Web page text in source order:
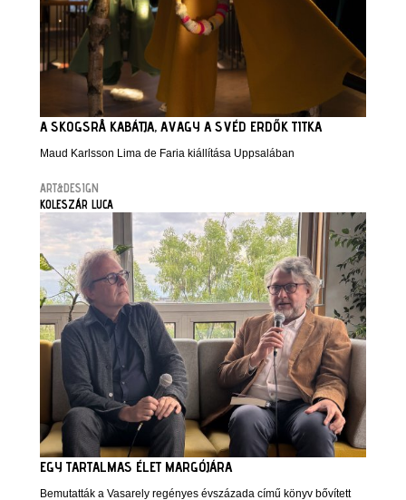
A SKOGSRÅ KABÁTJA, AVAGY A SVÉD ERDŐK TITKA
Maud Karlsson Lima de Faria kiállítása Uppsalában
ART&DESIGN
KOLESZÁR LUCA
EGY TARTALMAS ÉLET MARGÓJÁRA
Bemutatták a Vasarely regényes évszázada című könyv bővített